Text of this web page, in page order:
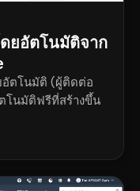
ยอัตโนมัติจาก
อัตโนมัติ (ผู้ติดต่อ
โนมัติฟรีที่สร้างขึ้น